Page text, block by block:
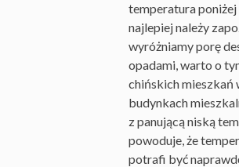
temperatura
najlepiej należy
wyróżniamy porę
opadami, warto o
chińskich mieszkań
budynkach
z panującą niską
powoduje, że
potrafi być